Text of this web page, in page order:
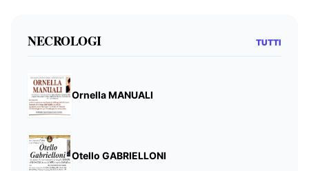
NECROLOGI TUTTI
Ornella MANUALI
Otello GABRIELLONI